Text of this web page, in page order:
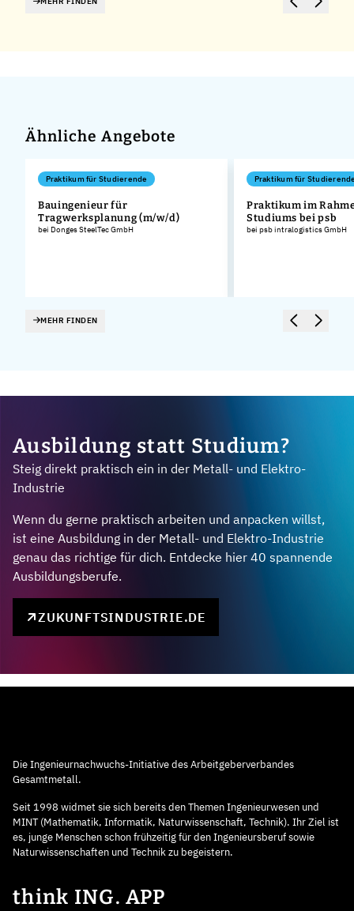
Ähnliche Angebote
Praktikum für Studierende
Bauingenieur für
Tragwerksplanung (m/w/d)
bei Donges SteelTec GmbH
Praktikum für
Praktikum im
Studiums bei psb
bei psb intralogistics GmbH
MEHR FINDEN
Ausbildung statt Studium?
Steig direkt praktisch ein in der Metall- und Elektro-
Industrie
Wenn du gerne praktisch arbeiten und anpacken willst,
ist eine Ausbildung in der Metall- und Elektro-Industrie
genau das richtige für dich. Entdecke hier 40 spannende
Ausbildungsberufe.
ZUKUNFTSINDUSTRIE.DE
Die Ingenieurnachwuchs-Initiative des Arbeitgeberverbandes
Gesamtmetall.
Seit 1998 widmet sie sich bereits den Themen Ingenieurwesen und
MINT (Mathematik, Informatik, Naturwissenschaft, Technik). Ihr Ziel ist
es, junge Menschen schon frühzeitig für den Ingenieursberuf sowie
Naturwissenschaften und Technik zu begeistern.
think ING. APP